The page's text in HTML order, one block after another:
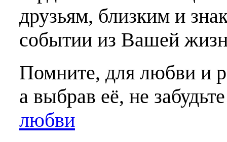
друзьям, близким и
событии из Вашей
Помните, для любви и
а выбрав её, не
любви